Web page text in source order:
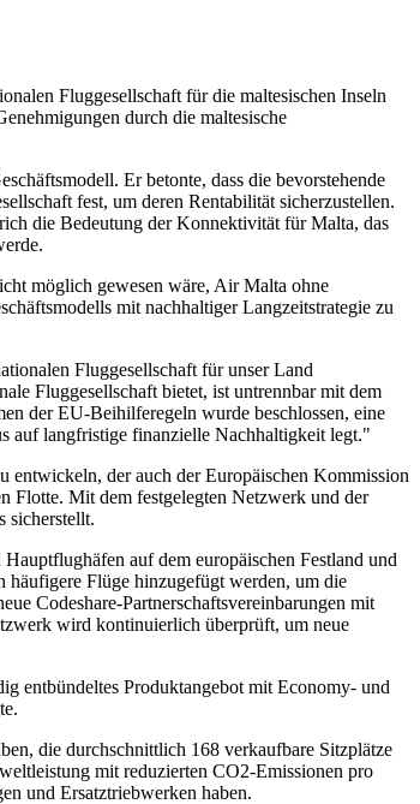
Fluggesellschaft für die maltesischen Inseln
durch die maltesische
Er betonte, dass die bevorstehende
fest, um deren Rentabilität sicherzustellen.
die Bedeutung der Konnektivität für Malta, das
möglich gewesen wäre, Air Malta ohne
mit nachhaltiger Langzeitstrategie zu
Fluggesellschaft für unser Land
Fluggesellschaft bietet, ist untrennbar mit dem
der EU-Beihilferegeln wurde beschlossen, eine
auf langfristige finanzielle Nachhaltigkeit legt."
entwickeln, der auch der Europäischen Kommission
Flotte. Mit dem festgelegten Netzwerk und der
sicherstellt.
auf dem europäischen Festland und
häufigere Flüge hinzugefügt werden, um die
Codeshare-Partnerschaftsvereinbarungen mit
wird kontinuierlich überprüft, um neue
entbündeltes Produktangebot mit Economy- und
die durchschnittlich 168 verkaufbare Sitzplätze
mit reduzierten CO2-Emissionen pro
und Ersatztriebwerken haben.